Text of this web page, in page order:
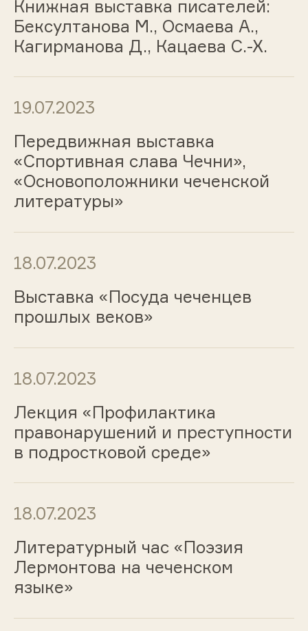
Книжная выставка писателей:
Бексултанова М., Осмаева А.,
Кагирманова Д., Кацаева С.-Х.
19.07.2023
Передвижная выставка
«Спортивная слава Чечни»,
«Основоположники чеченской
литературы»
18.07.2023
Выставка «Посуда чеченцев
прошлых веков»
18.07.2023
Лекция «Профилактика
правонарушений и преступности
в подростковой среде»
18.07.2023
Литературный час «Поэзия
Лермонтова на чеченском
языке»